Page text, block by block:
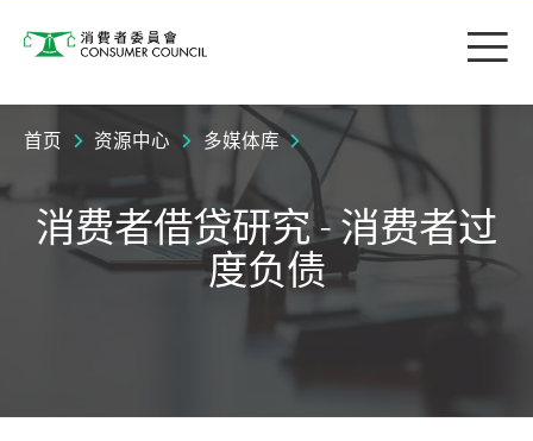
消费者委员会 目
首页 资源中心 多媒体库
消费者借贷研究 - 消费者过
度负债